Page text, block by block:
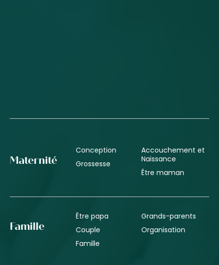
Maternité
Conception
Grossesse
Accouchement et
Naissance
Être maman
Famille
Être papa
Couple
Famille
Grands-parents
Organisation